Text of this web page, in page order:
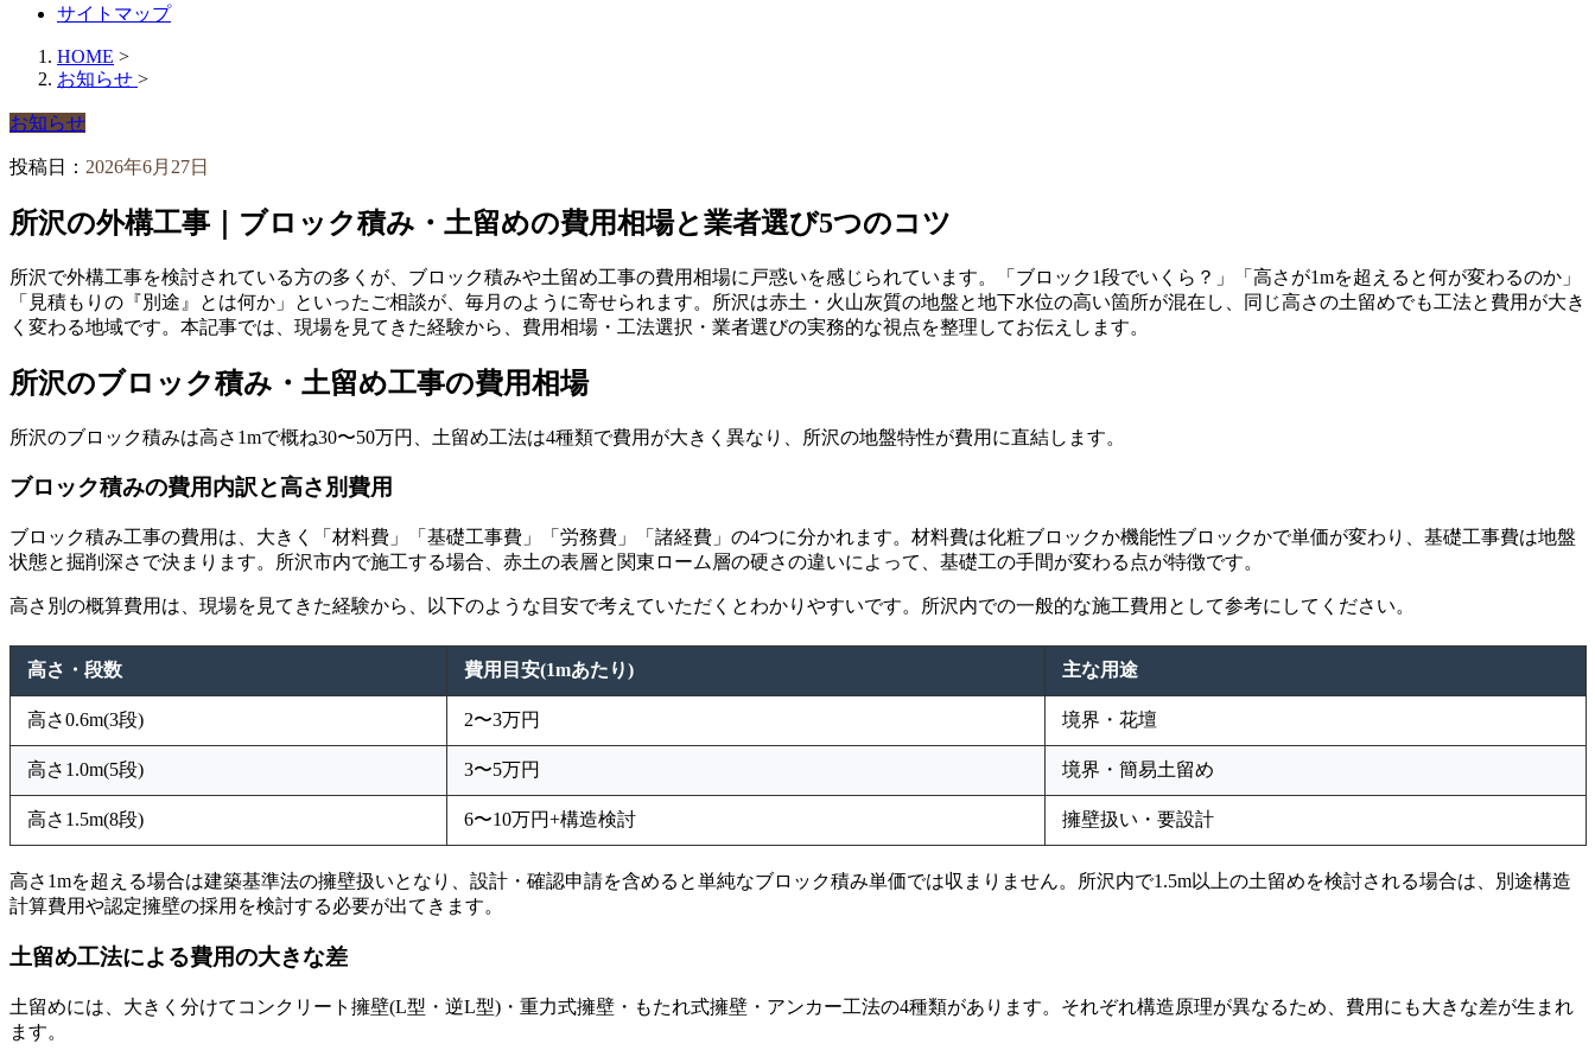
サイトマップ
HOME >
お知らせ >
お知らせ
投稿日： 2026年6月27日
所沢の外構工事｜ブロック積み・土留めの費用相場と業者選び5つのコツ
所沢で外構工事を検討されている方の多くが、ブロック積みや土留め工事の費用相場に戸惑いを感じられています。「ブロック1段でいくら？」「高さが1mを超えると何が変わるのか」
「見積もりの『別途』とは何か」といったご相談が、毎月のように寄せられます。所沢は赤土・火山灰質の地盤と地下水位の高い箇所が混在し、同じ高さの土留めでも工法と費用が大き
く変わる地域です。本記事では、現場を見てきた経験から、費用相場・工法選択・業者選びの実務的な視点を整理してお伝えします。
所沢のブロック積み・土留め工事の費用相場
所沢のブロック積みは高さ1mで概ね30〜50万円、土留め工法は4種類で費用が大きく異なり、所沢の地盤特性が費用に直結します。
ブロック積みの費用内訳と高さ別費用
ブロック積み工事の費用は、大きく「材料費」「基礎工事費」「労務費」「諸経費」の4つに分かれます。材料費は化粧ブロックか機能性ブロックかで単価が変わり、基礎工事費は地盤
状態と掘削深さで決まります。所沢市内で施工する場合、赤土の表層と関東ローム層の硬さの違いによって、基礎工の手間が変わる点が特徴です。
高さ別の概算費用は、現場を見てきた経験から、以下のような目安で考えていただくとわかりやすいです。所沢内での一般的な施工費用として参考にしてください。
高さ・段数 費用目安(1mあたり) 主な用途
高さ0.6m(3段) 2〜3万円 境界・花壇
高さ1.0m(5段) 3〜5万円 境界・簡易土留め
高さ1.5m(8段) 6〜10万円+構造検討 擁壁扱い・要設計
高さ1mを超える場合は建築基準法の擁壁扱いとなり、設計・確認申請を含めると単純なブロック積み単価では収まりません。所沢内で1.5m以上の土留めを検討される場合は、別途構造
計算費用や認定擁壁の採用を検討する必要が出てきます。
土留め工法による費用の大きな差
土留めには、大きく分けてコンクリート擁壁(L型・逆L型)・重力式擁壁・もたれ式擁壁・アンカー工法の4種類があります。それぞれ構造原理が異なるため、費用にも大きな差が生まれ
ます。